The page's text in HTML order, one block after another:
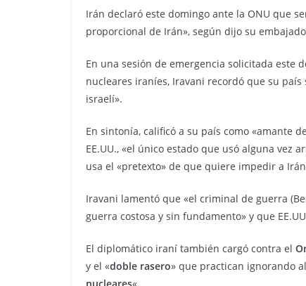
Irán declaró este domingo ante la ONU que
proporcional de Irán», según dijo su
En una sesión de emergencia solicitada este
nucleares iraníes, Iravani recordó que su
israelí».
En sintonía, calificó a su país como «amante
EE.UU., «el único estado que usó alguna vez
usa el «pretexto» de que quiere impedir a
Iravani lamentó que «el criminal de guerra
guerra costosa y sin fundamento» y que
El diplomático iraní también cargó contra el
y el «doble rasero» que practican ignorando